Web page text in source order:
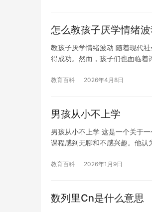
怎么教孩子厌学情绪
教孩子厌学情绪波动 随着现代
得成功。然而，孩子们也面临
教育百科 2026年4月8日
男孩从小不上学
男孩从小不上学 这是一个关于
课程感到无聊和不感兴趣。他
教育百科 2026年1月9日
数列里Cn是什么意思